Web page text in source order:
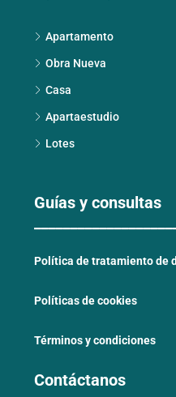
Apartamento
Obra Nueva
Casa
Apartaestudio
Lotes
Guías y consultas
Política de tratamiento de
Políticas de cookies
Términos y condiciones
Contáctanos